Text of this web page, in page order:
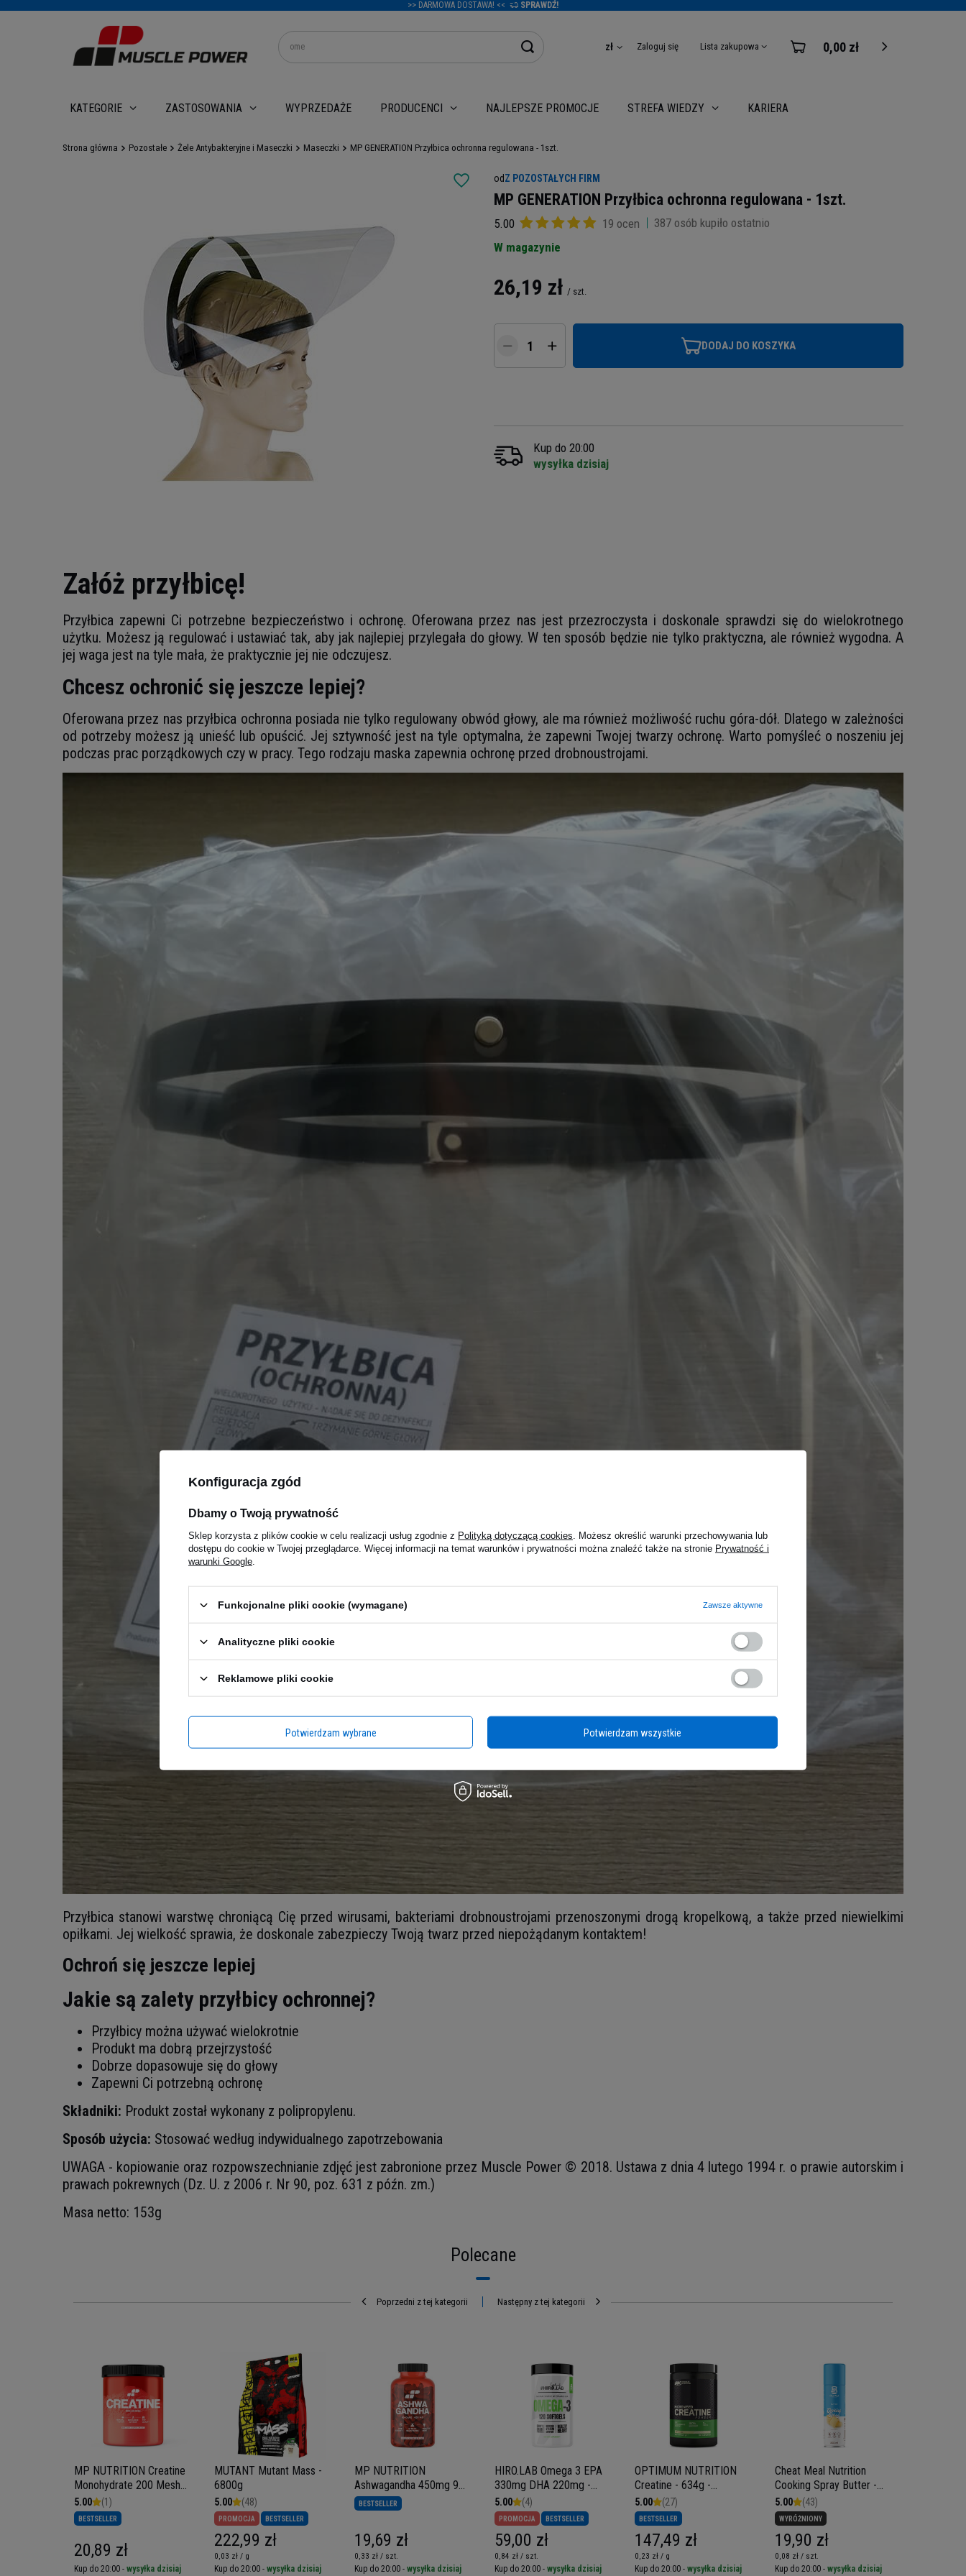
>> DARMOWA DOSTAWA! << SPRAWDŹ!
zł Zaloguj się Lista zakupowa 0,00 zł
KATEGORIE ZASTOSOWANIA WYPRZEDAŻE PRODUCENCI NAJLEPSZE PROMOCJE STREFA WIEDZY KARIERA
Strona główna Pozostałe Żele Antybakteryjne i Maseczki Maseczki MP GENERATION Przyłbica ochronna regulowana - 1szt.
odZ POZOSTAŁYCH FIRM
MP GENERATION Przyłbica ochronna regulowana - 1szt.
5.00 19 ocen 387 osób kupiło ostatnio
W magazynie
26,19 zł / szt.
DODAJ DO KOSZYKA
Kup do 20:00
wysyłka dzisiaj
Załóż przyłbicę!
Przyłbica zapewni Ci potrzebne bezpieczeństwo i ochronę. Oferowana przez nas jest przezroczysta i doskonale sprawdzi się do wielokrotnego
użytku. Możesz ją regulować i ustawiać tak, aby jak najlepiej przylegała do głowy. W ten sposób będzie nie tylko praktyczna, ale również wygodna. A
jej waga jest na tyle mała, że praktycznie jej nie odczujesz.
Chcesz ochronić się jeszcze lepiej?
Oferowana przez nas przyłbica ochronna posiada nie tylko regulowany obwód głowy, ale ma również możliwość ruchu góra-dół. Dlatego w zależności
od potrzeby możesz ją unieść lub opuścić. Jej sztywność jest na tyle optymalna, że zapewni Twojej twarzy ochronę. Warto pomyśleć o noszeniu jej
podczas prac porządkowych czy w pracy. Tego rodzaju maska zapewnia ochronę przed drobnoustrojami.
Przyłbica stanowi warstwę chroniącą Cię przed wirusami, bakteriami drobnoustrojami przenoszonymi drogą kropelkową, a także przed niewielkimi
opiłkami. Jej wielkość sprawia, że doskonale zabezpieczy Twoją twarz przed niepożądanym kontaktem!
Ochroń się jeszcze lepiej
Jakie są zalety przyłbicy ochronnej?
Przyłbicy można używać wielokrotnie
Produkt ma dobrą przejrzystość
Dobrze dopasowuje się do głowy
Zapewni Ci potrzebną ochronę
Składniki: Produkt został wykonany z polipropylenu.
Sposób użycia: Stosować według indywidualnego zapotrzebowania
UWAGA - kopiowanie oraz rozpowszechnianie zdjęć jest zabronione przez Muscle Power © 2018. Ustawa z dnia 4 lutego 1994 r. o prawie autorskim i
prawach pokrewnych (Dz. U. z 2006 r. Nr 90, poz. 631 z późn. zm.)
Masa netto: 153g
Polecane
Poprzedni z tej kategorii
MP NUTRITION Creatine
Monohydrate 200 Mesh
MP - 500g
5.00 (1)
BESTSELLER
20,89 zł
Kup do 20:00 - wysyłka dzisiaj
MUTANT Mutant Mass -
6800g
5.00 (48)
PROMOCJA BESTSELLER
222,99 zł
0,03 zł / g
Kup do 20:00 - wysyłka dzisiaj
MP NUTRITION
Ashwagandha 450mg 9%
witanolidów - 60 caps
BESTSELLER
19,69 zł
0,33 zł / szt.
Kup do 20:00 - wysyłka dzisiaj
HIRO.LAB Omega 3 EPA
330mg DHA 220mg -
120softgels
5.00 (4)
PROMOCJA BESTSELLER
59,00 zł
0,84 zł / szt.
Kup do 20:00 - wysyłka dzisiaj
OPTIMUM NUTRITION
Creatine - 634g -
Kreatyna
5.00 (27)
BESTSELLER
147,49 zł
0,23 zł / g
Kup do 20:00 - wysyłka dzisiaj
Cheat Meal Nutrition
Cooking Spray Butter -
Spray do smażenia
Maślany - 250ml
5.00 (43)
WYRÓŻNIONY
19,90 zł
0,08 zł / szt.
Kup do 20:00 - wysyłka dzisiaj
Następny z tej kategorii
Konfiguracja zgód
Dbamy o Twoją prywatność
Sklep korzysta z plików cookie w celu realizacji usług zgodnie z Polityką dotyczącą cookies . Możesz określić warunki przechowywania lub
dostępu do cookie w Twojej przeglądarce. Więcej informacji na temat warunków i prywatności można znaleźć także na stronie Prywatność i
warunki Google
Funkcjonalne pliki cookie (wymagane) Zawsze aktywne
Analityczne pliki cookie
Reklamowe pliki cookie
Potwierdzam wybrane Potwierdzam wszystkie